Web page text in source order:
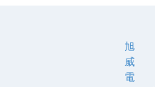
旭
威
電